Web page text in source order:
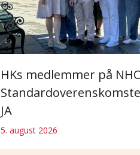
HKs medlemmer på
JA
5. august 2026